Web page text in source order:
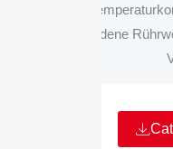
• Präzise
• Verschiedene